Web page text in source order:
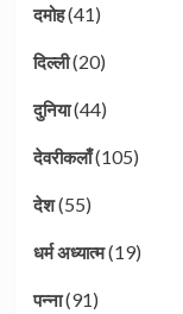
दमोह(41)
दिल्ली(20)
दुनिया(44)
देवरीकलाँ(105)
देश(55)
धर्म अध्यात्म(19)
पन्ना(91)